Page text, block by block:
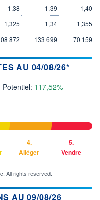
1,38 1,39
1,40
1,325 1,34
1,355
872 133 699 70 159
AU 04/08/26*
Potentiel: 117,52%
4.
Alléger
5.
Vendre
All rights reserved.
AU 09/08/26